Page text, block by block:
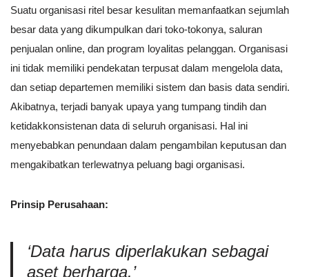
Suatu organisasi ritel besar kesulitan memanfaatkan sejumlah
besar data yang dikumpulkan dari toko-tokonya, saluran
penjualan online, dan program loyalitas pelanggan. Organisasi
ini tidak memiliki pendekatan terpusat dalam mengelola data,
dan setiap departemen memiliki sistem dan basis data sendiri.
Akibatnya, terjadi banyak upaya yang tumpang tindih dan
ketidakkonsistenan data di seluruh organisasi. Hal ini
menyebabkan penundaan dalam pengambilan keputusan dan
mengakibatkan terlewatnya peluang bagi organisasi.
Prinsip Perusahaan:
‘Data harus diperlakukan sebagai
aset berharga.’